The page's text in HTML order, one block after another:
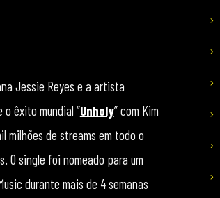
Jessie Reyes e a artista
o êxito mundial “Unholy” com Kim
milhões de streams em todo o
O single foi nomeado para um
durante mais de 4 semanas